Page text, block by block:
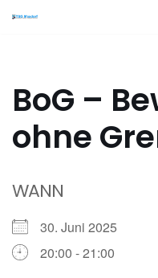
BoG –
ohne
WANN
30. Juni 2025
20:00 - 21:00